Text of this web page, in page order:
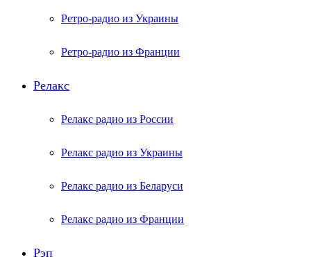
Ретро-радио из Украины
Ретро-радио из Франции
Релакс
Релакс радио из России
Релакс радио из Украины
Релакс радио из Беларуси
Релакс радио из Франции
Рэп